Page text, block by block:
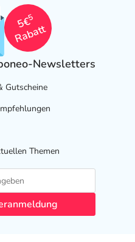
5€
5
Rabatt
Newsletters
Gutscheine
Themen